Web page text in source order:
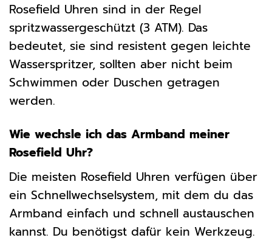
Rosefield Uhren sind in der Regel
spritzwassergeschützt (3 ATM). Das
bedeutet, sie sind resistent gegen leichte
Wasserspritzer, sollten aber nicht beim
Schwimmen oder Duschen getragen
werden.
Wie wechsle ich das Armband meiner
Rosefield Uhr?
Die meisten Rosefield Uhren verfügen über
ein Schnellwechselsystem, mit dem du das
Armband einfach und schnell austauschen
kannst. Du benötigst dafür kein Werkzeug.